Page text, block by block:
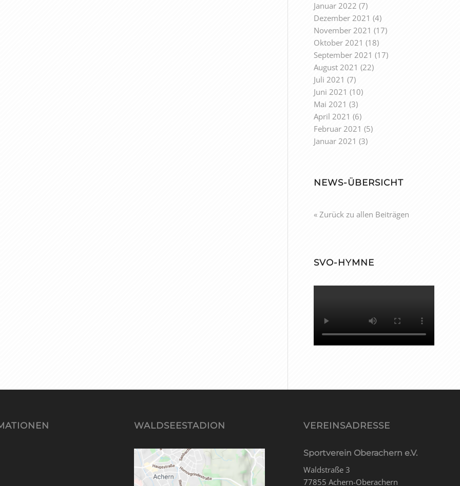
Januar 2022 (7)
Dezember 2021 (4)
November 2021 (17)
Oktober 2021 (18)
September 2021 (17)
August 2021 (22)
Juli 2021 (7)
Juni 2021 (10)
Mai 2021 (3)
April 2021 (6)
Februar 2021 (5)
Januar 2021 (3)
NEWS-ÜBERSICHT
« Zurück zu allen Beiträgen
SVO-HYMNE
WALDSEESTADION VEREINSADRESSE
Sportverein Oberachern e.V.
Waldstraße 3
77855 Achern-Oberachern